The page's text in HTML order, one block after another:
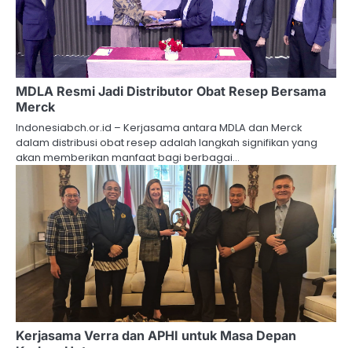
MDLA Resmi Jadi Distributor Obat Resep Bersama
Merck
Indonesiabch.or.id – Kerjasama antara MDLA dan Merck
dalam distribusi obat resep adalah langkah signifikan yang
akan memberikan manfaat bagi berbagai…
Kerjasama Verra dan APHI untuk Masa Depan